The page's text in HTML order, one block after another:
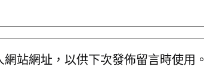
站網址，以供下次發佈留言時使用。